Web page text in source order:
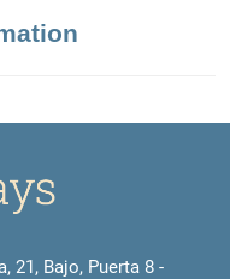
21, Bajo, Puerta 8 -